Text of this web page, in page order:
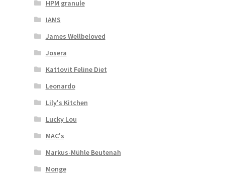
HPM granule
IAMS
James Wellbeloved
Josera
Kattovit Feline Diet
Leonardo
Lily's Kitchen
Lucky Lou
MAC's
Markus-Mühle Beutenah
Monge